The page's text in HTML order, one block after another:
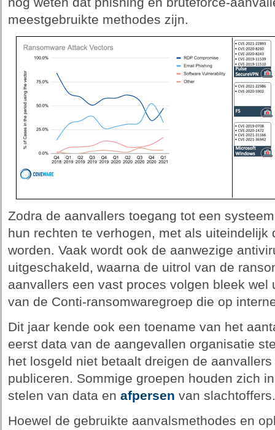
meestgebruikte methodes zijn.
Zodra de aanvallers toegang tot een
hun rechten te verhogen, met als uiteindelijk
worden. Vaak wordt ook de aanwezige
uitgeschakeld, waarna de uitrol van de
aanvallers een vast proces volgen bleek wel
van de Conti-ransomwaregroep die op
Dit jaar kende ook een toename van het
eerst data van de aangevallen organisatie
het losgeld niet betaalt dreigen de
publiceren. Sommige groepen houden zich
stelen van data en afpersen van slachtoffers.
Hoewel de gebruikte aanvalsmethodes en